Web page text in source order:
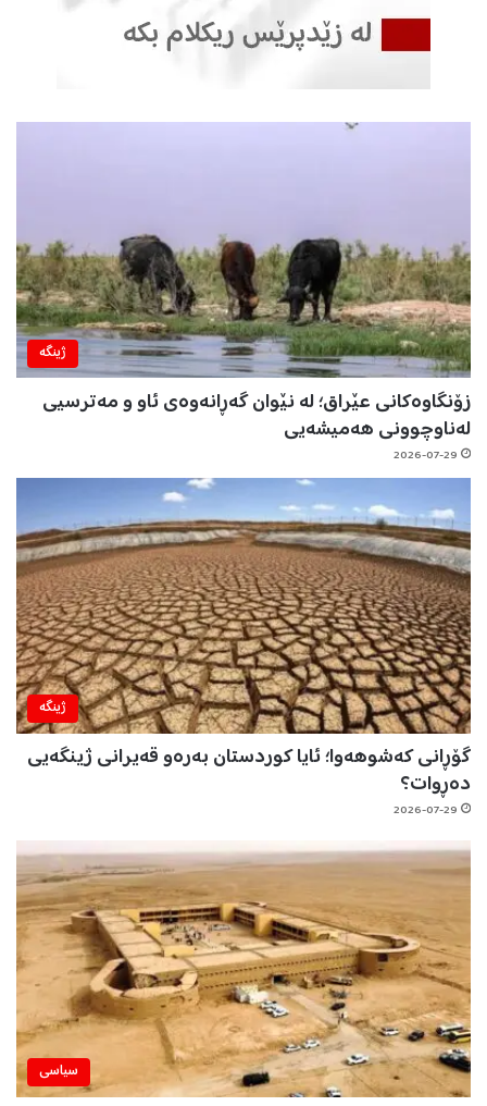
ژینگه‌
زۆنگاوەکانی عێراق؛ لە نێوان گەڕانەوەی ئاو و مەترسیی
لەناوچوونی هەمیشەیی
2026-07-29
ژینگه‌
گۆڕانی کەشوهەوا؛ ئایا کوردستان بەرەو قەیرانی ژینگەیی
دەڕوات؟
2026-07-29
سیاسی